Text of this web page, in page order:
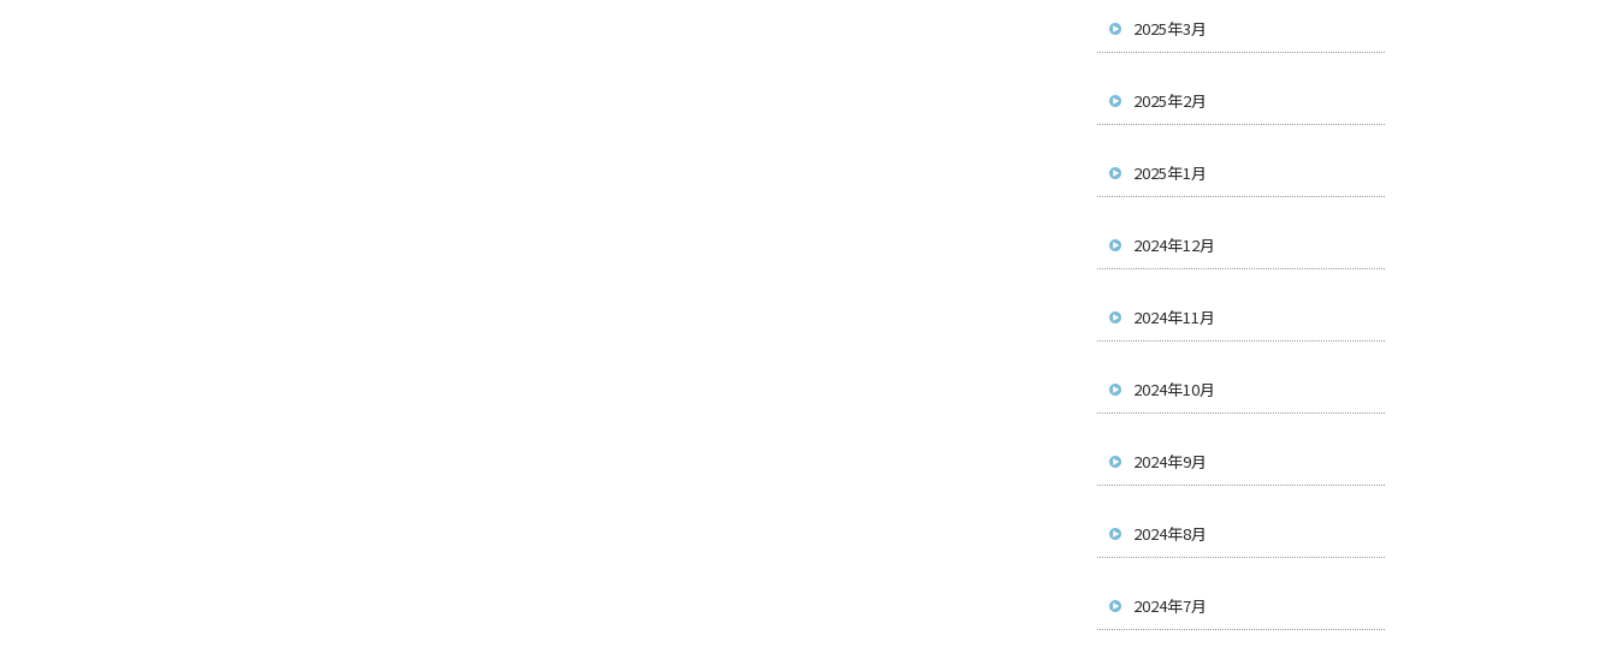
2025年3月
2025年2月
2025年1月
2024年12月
2024年11月
2024年10月
2024年9月
2024年8月
2024年7月